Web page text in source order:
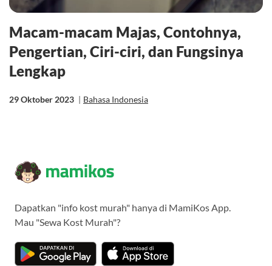
Macam-macam Majas, Contohnya,
Pengertian, Ciri-ciri, dan Fungsinya
Lengkap
29 Oktober 2023 | Bahasa Indonesia
Dapatkan "info kost murah" hanya di MamiKos App.
Mau "Sewa Kost Murah"?